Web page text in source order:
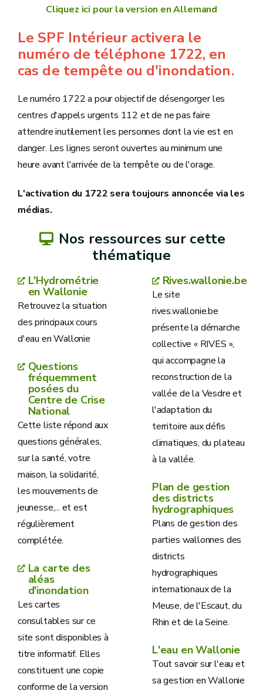
Cliquez ici pour la version en Allemand
Le SPF Intérieur activera le
numéro de téléphone 1722, en
cas de tempête ou d'inondation.
Le numéro 1722 a pour objectif de désengorger les
centres d'appels urgents 112 et de ne pas faire
attendre inutilement les personnes dont la vie est en
danger. Les lignes seront ouvertes au minimum une
heure avant l'arrivée de la tempête ou de l'orage.
L'activation du 1722 sera toujours annoncée via les
médias.
Nos ressources sur cette
thématique
L'Hydrométrie
en Wallonie
Retrouvez la situation
des principaux cours
d'eau en Wallonie
Questions
fréquemment
posées du
Centre de Crise
National
Cette liste répond aux
questions générales,
sur la santé, votre
maison, la solidarité,
les mouvements de
jeunesse,... et est
régulièrement
complétée.
La carte des
aléas
d'inondation
Les cartes
consultables sur ce
site sont disponibles à
titre informatif. Elles
constituent une copie
conforme de la version
Rives.wallonie.be
Le site
rives.wallonie.be
présente la démarche
collective « RIVES »,
qui accompagne la
reconstruction de la
vallée de la Vesdre et
l'adaptation du
territoire aux défis
climatiques, du plateau
à la vallée.
Plan de gestion
des districts
hydrographiques
Plans de gestion des
parties wallonnes des
districts
hydrographiques
internationaux de la
Meuse, de l'Escaut, du
Rhin et de la Seine.
L'eau en Wallonie
Tout savoir sur l'eau et
sa gestion en Wallonie